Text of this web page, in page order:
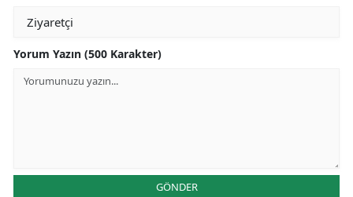
Yorum Yazın (500 Karakter)
GÖNDER